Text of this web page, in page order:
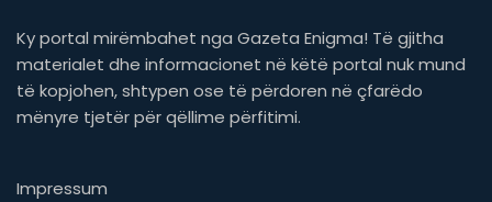
Ky portal mirëmbahet nga Gazeta Enigma! Të gjitha
materialet dhe informacionet në këtë portal nuk mund
të kopjohen, shtypen ose të përdoren në çfarëdo
mënyre tjetër për qëllime përfitimi.
Impressum